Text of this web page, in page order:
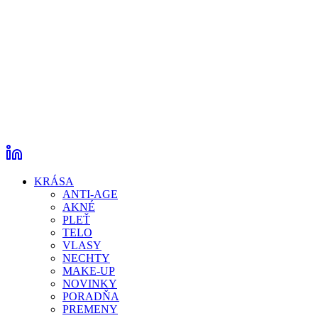
KRÁSA
ANTI-AGE
AKNÉ
PLEŤ
TELO
VLASY
NECHTY
MAKE-UP
NOVINKY
PORADŇA
PREMENY